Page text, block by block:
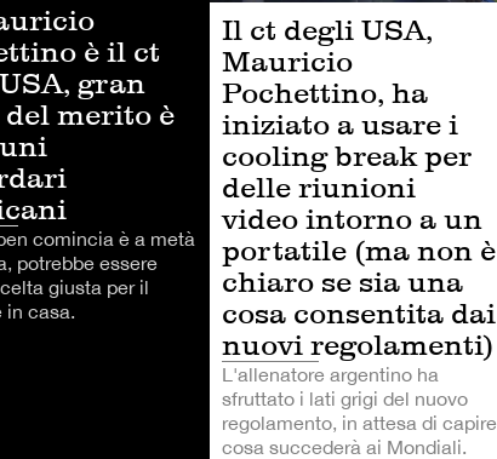
è il ct
gran
merito è
comincia è a metà
potrebbe essere
giusta per il
in casa.
Il ct degli USA,
Mauricio
Pochettino, ha
iniziato a usare i
cooling break per
delle riunioni
video intorno a un
portatile (ma non è
chiaro se sia una
cosa consentita dai
nuovi regolamenti)
L'allenatore argentino ha
sfruttato i lati grigi del nuovo
regolamento, in attesa di capire
cosa succederà ai Mondiali.